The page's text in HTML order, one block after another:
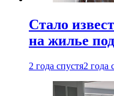
Стало
на жилье
2 года спустя2 года